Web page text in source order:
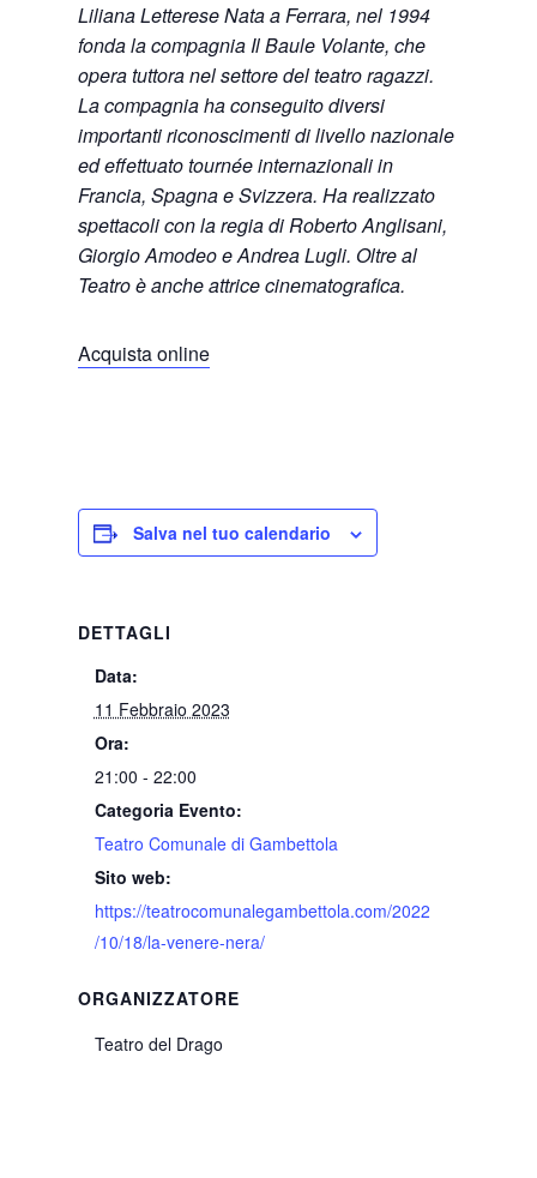
Liliana Letterese Nata a Ferrara, nel 1994
fonda la compagnia Il Baule Volante, che
opera tuttora nel settore del teatro ragazzi.
La compagnia ha conseguito diversi
importanti riconoscimenti di livello nazionale
ed effettuato tournée internazionali in
Francia, Spagna e Svizzera. Ha realizzato
spettacoli con la regia di Roberto Anglisani,
Giorgio Amodeo e Andrea Lugli. Oltre al
Teatro è anche attrice cinematografica.
Acquista online
Salva nel tuo calendario
DETTAGLI
Data:
11 Febbraio 2023
Ora:
21:00 - 22:00
Categoria Evento:
Teatro Comunale di Gambettola
Sito web:
https://teatrocomunalegambettola.com/2022
/10/18/la-venere-nera/
ORGANIZZATORE
Teatro del Drago